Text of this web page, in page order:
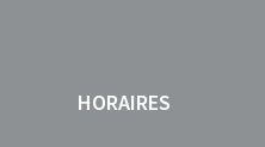
HORAIRES